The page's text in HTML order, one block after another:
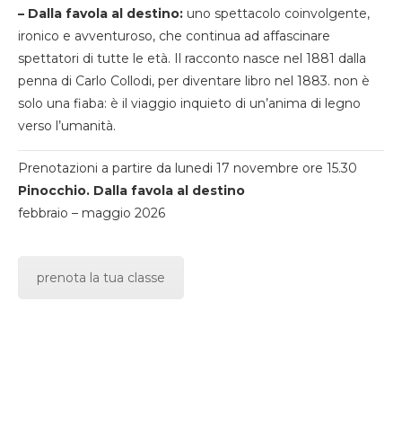
– Dalla favola al destino: uno spettacolo coinvolgente,
ironico e avventuroso, che continua ad affascinare
spettatori di tutte le età. Il racconto nasce nel 1881 dalla
penna di Carlo Collodi, per diventare libro nel 1883. non è
solo una fiaba: è il viaggio inquieto di un’anima di legno
verso l’umanità.
Prenotazioni a partire da lunedi 17 novembre ore 15.30
Pinocchio. Dalla favola al destino
febbraio – maggio 2026
prenota la tua classe